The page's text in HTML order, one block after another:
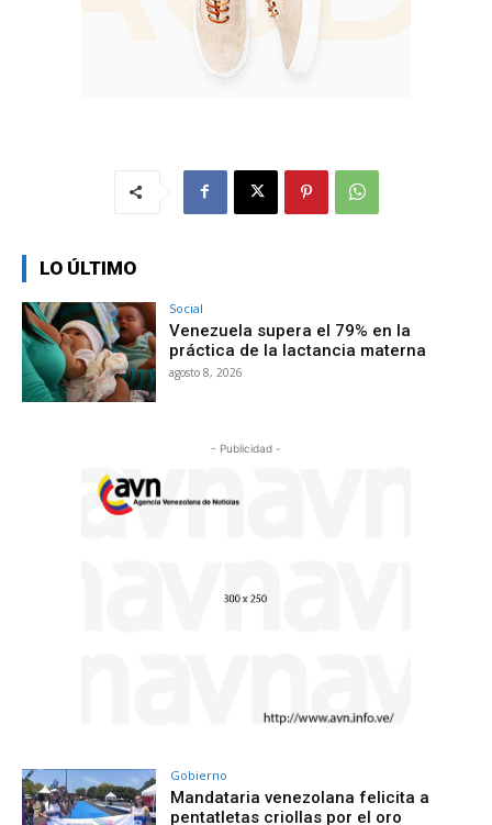
LO ÚLTIMO
Social
Venezuela supera el 79% en la
práctica de la lactancia materna
agosto 8, 2026
- Publicidad -
Gobierno
Mandataria venezolana felicita a
pentatletas criollas por el oro